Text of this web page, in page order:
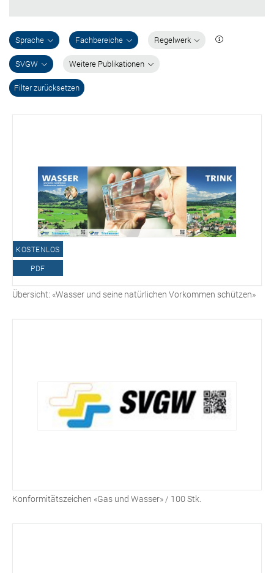
Sprache Fachbereiche Regelwerk
SVGW Weitere Publikationen
Filter zurücksetzen
KOSTENLOS
PDF
Übersicht: «Wasser und seine natürlichen Vorkommen schützen»
Konformitätszeichen «Gas und Wasser» / 100 Stk.